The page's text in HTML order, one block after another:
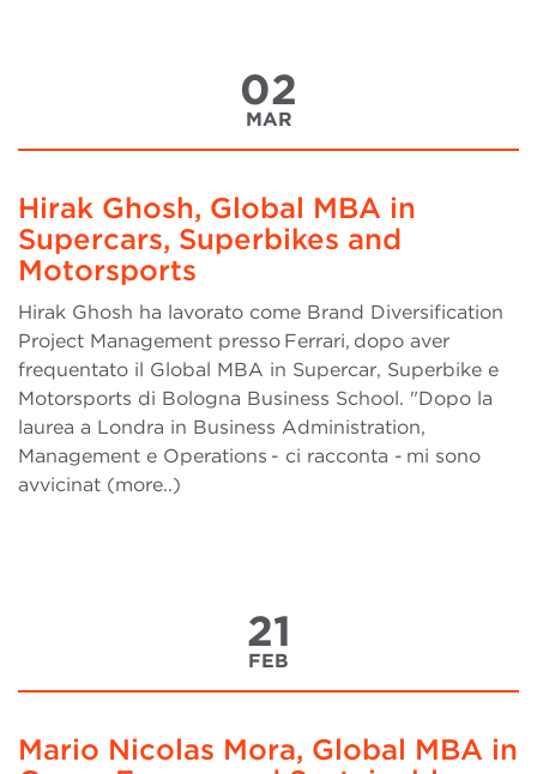
02
MAR
Hirak Ghosh, Global MBA in
Supercars, Superbikes and
Motorsports
Hirak Ghosh ha lavorato come Brand Diversification
Project Management presso Ferrari, dopo aver
frequentato il Global MBA in Supercar, Superbike e
Motorsports di Bologna Business School. "Dopo la
laurea a Londra in Business Administration,
Management e Operations - ci racconta - mi sono
avvicinat (more..)
21
FEB
Mario Nicolas Mora, Global MBA in